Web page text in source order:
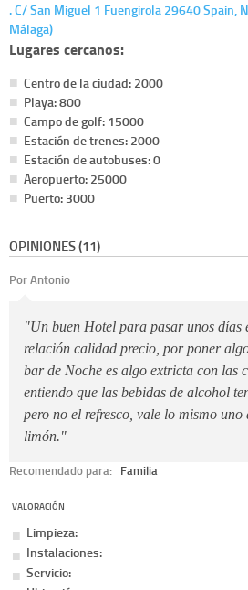
. C/ San Miguel 1 Fuengirola 29640 Spain,
Málaga)
Lugares cercanos:
Centro de la ciudad: 2000
Playa: 800
Campo de golf: 15000
Estación de trenes: 2000
Estación de autobuses: 0
Aeropuerto: 25000
Puerto: 3000
OPINIONES (11)
Por Antonio
"Un buen Hotel para pasar unos días
relación calidad precio, por poner
bar de Noche es algo extricta con las
entiendo que las bebidas de alcohol
pero no el refresco, vale lo mismo
limón."
Recomendado para: Familia
VALORACIÓN
Limpieza:
Instalaciones:
Servicio: